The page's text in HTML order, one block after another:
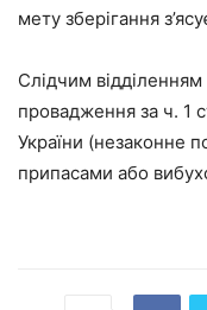
мету зберігання
Слідчим відділенням
провадження за ч. 1
України (незаконне
припасами або